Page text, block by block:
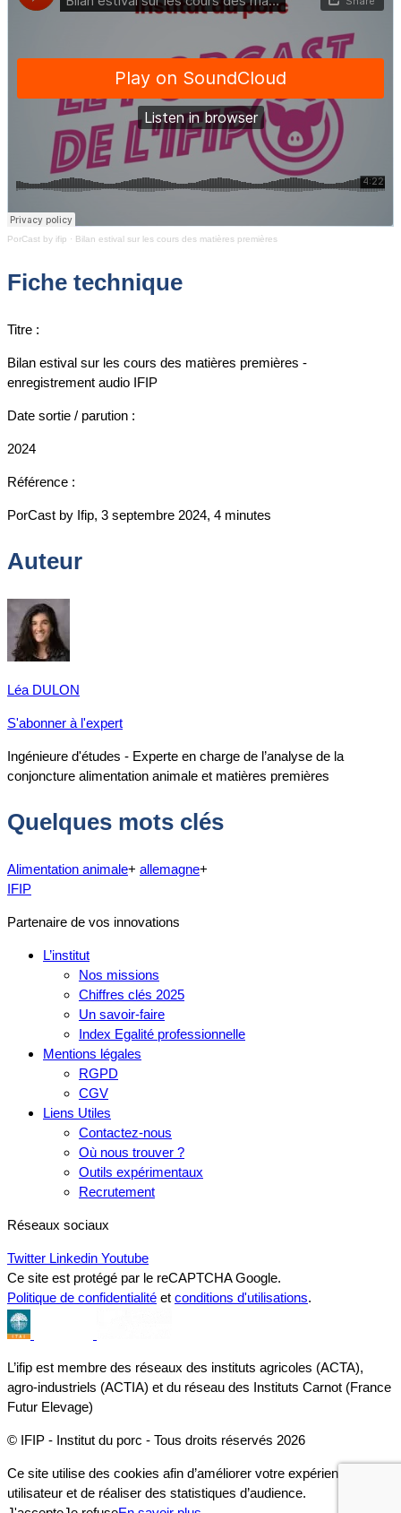
PorCast by ifip · Bilan estival sur les cours des matières premières
Fiche technique
Titre :
Bilan estival sur les cours des matières premières -
enregistrement audio IFIP
Date sortie / parution :
2024
Référence :
PorCast by Ifip, 3 septembre 2024, 4 minutes
Auteur
Léa DULON
S'abonner à l'expert
Ingénieure d'études - Experte en charge de l’analyse de la
conjoncture alimentation animale et matières premières
Quelques mots clés
Alimentation animale+ allemagne+
IFIP
Partenaire de vos innovations
L’institut
Nos missions
Chiffres clés 2025
Un savoir-faire
Index Egalité professionnelle
Mentions légales
RGPD
CGV
Liens Utiles
Contactez-nous
Où nous trouver ?
Outils expérimentaux
Recrutement
Réseaux sociaux
Twitter Linkedin Youtube
Ce site est protégé par le reCAPTCHA Google.
Politique de confidentialité et conditions d'utilisations.
L’ifip est membre des réseaux des instituts agricoles (ACTA),
agro-industriels (ACTIA) et du réseau des Instituts Carnot (France
Futur Elevage)
© IFIP - Institut du porc - Tous droits réservés 2026
Ce site utilise des cookies afin d’améliorer votre expérience
utilisateur et de réaliser des statistiques d’audience.